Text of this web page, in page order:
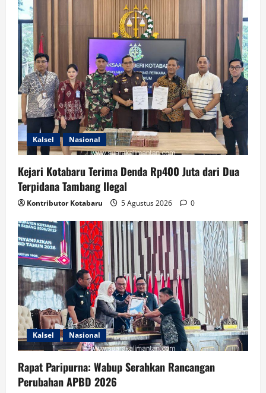
Kalsel Nasional
Kejari Kotabaru Terima Denda Rp400 Juta dari Dua
Terpidana Tambang Ilegal
Kontributor Kotabaru 5 Agustus 2026 0
Kalsel Nasional
Rapat Paripurna: Wabup Serahkan Rancangan
Perubahan APBD 2026